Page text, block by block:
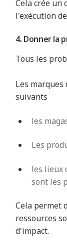
Cela crée un
l'exécution
4. Donner la
Tous les
Les
suivants
les
Les
les lieux
sont les
Cela permet
ressources
d'impact.